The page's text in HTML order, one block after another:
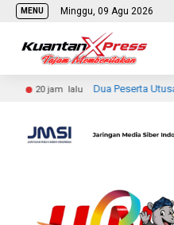
MENU Minggu, 09 Agu 2026
Dua Peserta Utusan Pramuka